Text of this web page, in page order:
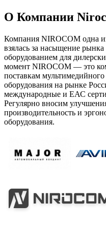
О Компании
Компания NIROCOM одна
взялась за насыщение
оборудованием для
момент NIROCOM — это
поставкам
оборудования на рынке
международные и ЕАС
Регулярно вносим
производительность и
оборудования.